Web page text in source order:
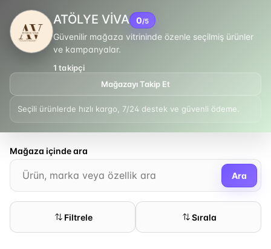
ATÖLYE VİVA 0/5
Güvenilir mağaza vitrininde özenle seçilmiş ürünler
ve kampanyalar.
1 takipçi
Mağazayı Takip Et
Seçili ürünlerde hızlı kargo, 7/24 destek ve güvenli ödeme.
Mağaza içinde ara
Ara
Filtrele Sırala